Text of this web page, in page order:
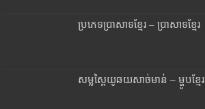
ប្រភេទប្រាសាទខ្មែរ – ប្រាសាទខ្មែរ
សម្លស្ពៃយូឆយសាច់មាន់ – ម្ហូបខ្មែរ